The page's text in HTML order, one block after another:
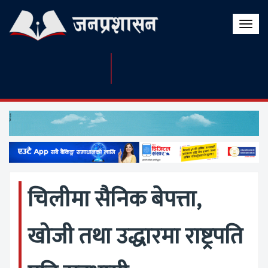
Toggle
चिलीमा सैनिक बेपत्ता,
खोजी तथा उद्धारमा राष्ट्रपति